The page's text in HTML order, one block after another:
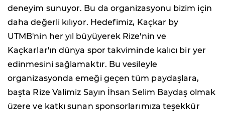
deneyim sunuyor. Bu da organizasyonu bizim için
daha değerli kılıyor. Hedefimiz, Kaçkar by
UTMB'nin her yıl büyüyerek Rize'nin ve
Kaçkarlar'ın dünya spor takviminde kalıcı bir yer
edinmesini sağlamaktır. Bu vesileyle
organizasyonda emeği geçen tüm paydaşlara,
başta Rize Valimiz Sayın İhsan Selim Baydaş olmak
üzere ve katkı sunan sponsorlarımıza teşekkür